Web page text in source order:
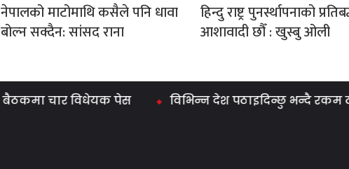
नेपालको माटोमाथि कसैले पनि धावा
बोल्न सक्दैन: सांसद राना
हिन्दु राष्ट्र पुनर्स्थापनाको
आशावादी छौँ : खुस्बु ओली
चार विधेयक पेस विभिन्न देश पठाइदिन्छु भन्दै रकम ठगी